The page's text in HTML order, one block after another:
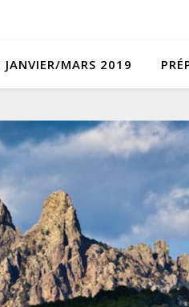
JANVIER/MARS 2019